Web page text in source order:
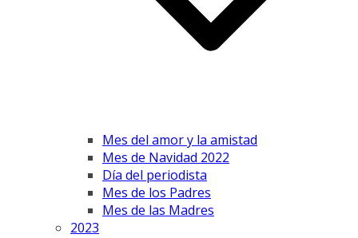
Mes del amor y la amistad
Mes de Navidad 2022
Día del periodista
Mes de los Padres
Mes de las Madres
2023